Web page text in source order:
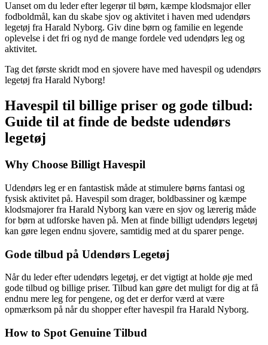
Uanset om du leder efter legerør til børn, kæmpe klodsmajor eller
fodboldmål, kan du skabe sjov og aktivitet i haven med udendørs
legetøj fra Harald Nyborg. Giv dine børn og familie en legende
oplevelse i det fri og nyd de mange fordele ved udendørs leg og
aktivitet.
Tag det første skridt mod en sjovere have med havespil og udendørs
legetøj fra Harald Nyborg!
Havespil til billige priser og gode tilbud:
Guide til at finde de bedste udendørs
legetøj
Why Choose Billigt Havespil
Udendørs leg er en fantastisk måde at stimulere børns fantasi og
fysisk aktivitet på. Havespil som drager, boldbassiner og kæmpe
klodsmajorer fra Harald Nyborg kan være en sjov og lærerig måde
for børn at udforske haven på. Men at finde billigt udendørs legetøj
kan gøre legen endnu sjovere, samtidig med at du sparer penge.
Gode tilbud på Udendørs Legetøj
Når du leder efter udendørs legetøj, er det vigtigt at holde øje med
gode tilbud og billige priser. Tilbud kan gøre det muligt for dig at få
endnu mere leg for pengene, og det er derfor værd at være
opmærksom på når du shopper efter havespil fra Harald Nyborg.
How to Spot Genuine Tilbud